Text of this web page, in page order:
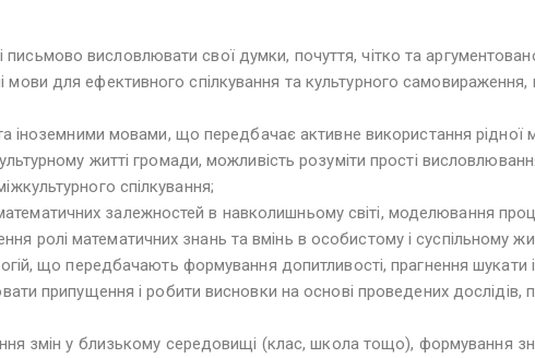
висловлювати свої думки, почуття, чітко та
для ефективного спілкування та культурного самовираження,
іноземними мовами, що передбачає активне використання рідної
житті громади, можливість розуміти прості
спілкування;
залежностей в навколишньому світі, моделювання
ролі математичних знань та вмінь в особистому і суспільному
що передбачають формування допитливості, прагнення шукати
припущення і робити висновки на основі проведених дослідів,
змін у близькому середовищі (клас, школа тощо), формування